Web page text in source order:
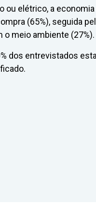
ou elétrico, a
(65%), seguida
meio ambiente (27%).
dos entrevistados